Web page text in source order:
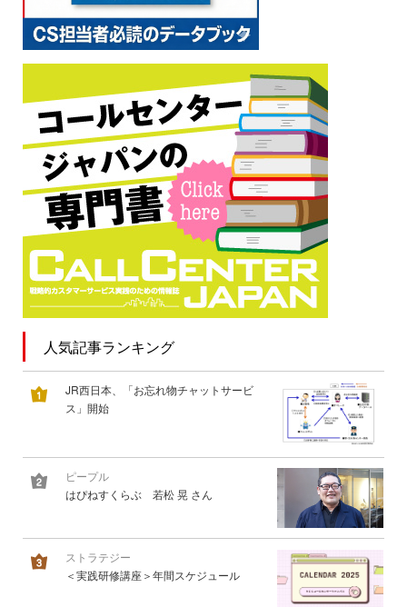
人気記事ランキング
JR西日本、「お忘れ物チャットサービ
ス」開始
ピープル
はぴねすくらぶ 若松 晃 さん
ストラテジー
＜実践研修講座＞年間スケジュール